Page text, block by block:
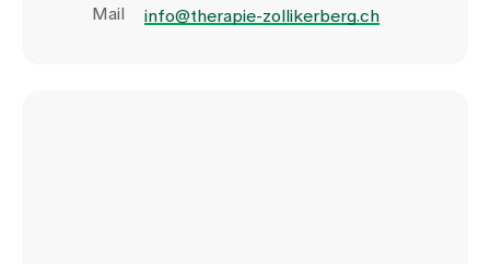
Mail
info@therapie-zollikerberg.ch